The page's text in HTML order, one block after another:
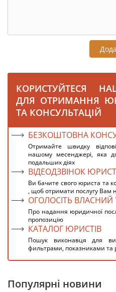
КОРИСТУЙТЕСЯ
ДЛЯ ОТРИМАННЯ
ТА КОНСУЛЬТАЦІЙ
БЕЗКОШТОВНА
Отримайте швидку
нашому месенджері, яка
подальших діях
ВІДЕОДЗВІНОК
Ви бачите свого юриста та
, щоб отримати послугу Вам
ОГОЛОСІТЬ ВЛАСНИЙ
Про надання юридичної
пропозицію
КАТАЛОГ ЮРИСТІВ
Пошук виконавця для
фильтрами, показниками та
Популярні новини